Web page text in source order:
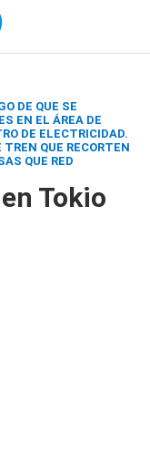
DE QUE SE
EN EL ÁREA DE
DE ELECTRICIDAD.
TREN QUE RECORTEN
QUE RED
Tokio